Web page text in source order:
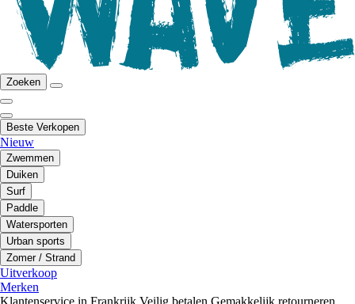
Zoeken
Beste Verkopen
Nieuw
Zwemmen
Duiken
Surf
Paddle
Watersporten
Urban sports
Zomer / Strand
Uitverkoop
Merken
Klantenservice in Frankrijk Veilig betalen Gemakkelijk retourneren